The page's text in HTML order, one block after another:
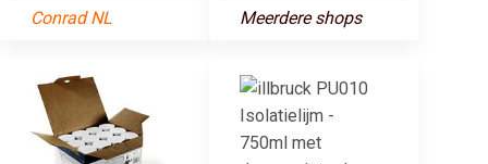
Conrad NL Meerdere shops